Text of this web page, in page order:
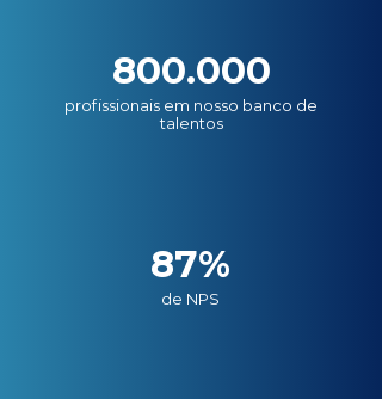
800.000
profissionais em nosso banco de
talentos
87%
de NPS